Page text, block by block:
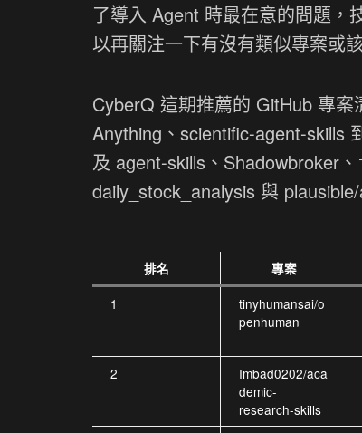
了導入 Agent 時最在意的問題，
以再關注一下有沒有類似專案或
CyberQ 這期推薦的 GitHub 專
Anything、scientific-agent-skills
及 agent-skills、Shadowbroker
daily_stock_analysis 與 plausible/
排名 專案
1
tinyhumansai/o
penhuman
2
Imbad0202/aca
demic-
research-skills